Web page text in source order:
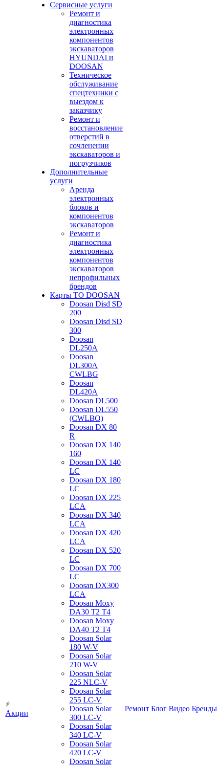
Акции
Сервисные услуги
Ремонт и
диагностика
электронных
компонентов
экскаваторов
HYUNDAI и
DOOSAN
Техническое
обслуживание
спецтехники с
выездом к
заказчику
Ремонт и
восстановление
отверстий в
сочленении
экскаваторов и
погрузчиков
Дополнительные
услуги
Аренда
электронных
блоков и
компонентов
экскаваторов
Ремонт и
диагностика
электронных
компонентов
экскаваторов
непрофильных
брендов
Карты ТО DOOSAN
Doosan Disd SD
200
Doosan Disd SD
300
Doosan
DL250A
Doosan
DL300A
CWLBG
Doosan
DL420A
Doosan DL500
Doosan DL550
(CWLBO)
Doosan DX 80
R
Doosan DX 140
160
Doosan DX 140
LC
Doosan DX 180
LC
Doosan DX 225
LCA
Doosan DX 340
LCA
Doosan DX 420
LCA
Doosan DX 520
LC
Doosan DX 700
LC
Doosan DX300
LCA
Doosan Moxy
DA30 T2 T4
Doosan Moxy
DA40 T2 T4
Doosan Solar
180 W-V
Doosan Solar
210 W-V
Doosan Solar
225 NLC-V
Doosan Solar
255 LC-V
Doosan Solar
300 LC-V
Doosan Solar
340 LC-V
Doosan Solar
420 LC-V
Doosan Solar
Ремонт Блог Видео Бренды